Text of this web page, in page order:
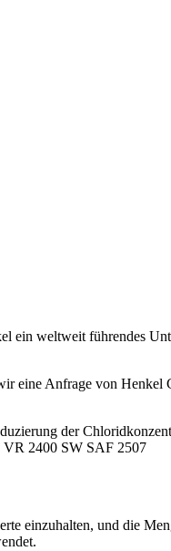
ein weltweit führendes
eine Anfrage von
der
2400 SW SAF 2507
einzuhalten, und die